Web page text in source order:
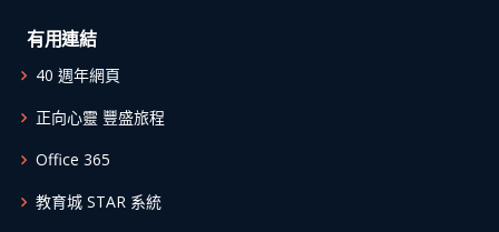
有用連結
40 週年網頁
正向心靈 豐盛旅程
Office 365
教育城 STAR 系統